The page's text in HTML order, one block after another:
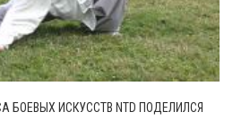
БОЕВЫХ ИСКУССТВ NTD ПОДЕЛИЛСЯ